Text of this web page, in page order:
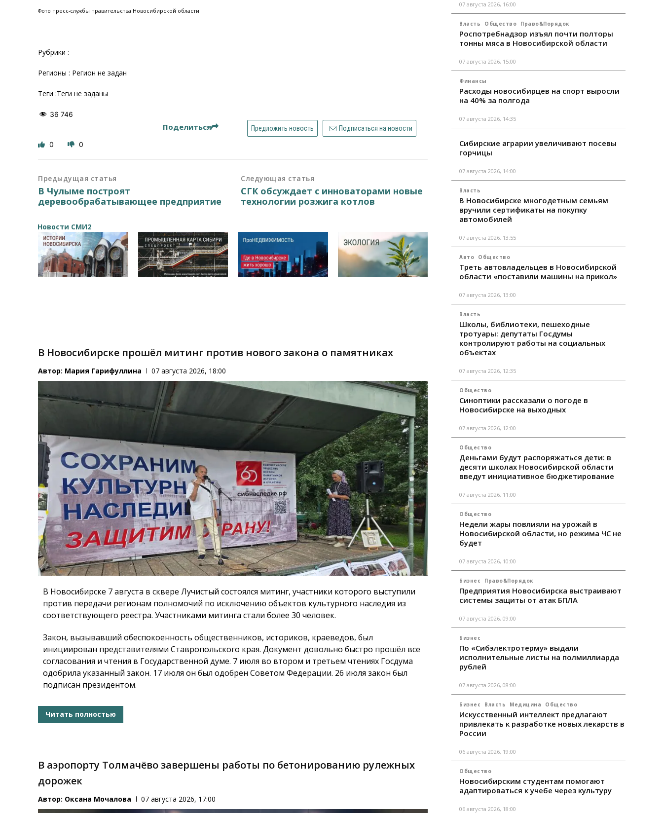
Фото пресс-службы правительства Новосибирской области
Рубрики :
Регионы : Регион не задан
Теги :Теги не заданы
36 746
Поделиться Предложить новость Подписаться на новости
0 0
Предыдущая статья
В Чулыме построят
деревообрабатывающее предприятие
Следующая статья
СГК обсуждает с инноваторами новые
технологии розжига котлов
Новости СМИ2
В Новосибирске прошёл митинг против нового закона о памятниках
Автор: Мария Гарифуллина 07 августа 2026, 18:00
В Новосибирске 7 августа в сквере Лучистый состоялся митинг, участники которого выступили
против передачи регионам полномочий по исключению объектов культурного наследия из
соответствующего реестра. Участниками митинга стали более 30 человек.
Закон, вызывавший обеспокоенность общественников, историков, краеведов, был
инициирован представителями Ставропольского края. Документ довольно быстро прошёл все
согласования и чтения в Государственной думе. 7 июля во втором и третьем чтениях Госдума
одобрила указанный закон. 17 июля он был одобрен Советом Федерации. 26 июля закон был
подписан президентом.
Читать полностью
В аэропорту Толмачёво завершены работы по бетонированию рулежных
дорожек
Автор: Оксана Мочалова 07 августа 2026, 17:00
07 августа 2026, 16:00
Власть Общество Право&Порядок
Роспотребнадзор изъял почти полторы
тонны мяса в Новосибирской области
07 августа 2026, 15:00
Финансы
Расходы новосибирцев на спорт выросли
на 40% за полгода
07 августа 2026, 14:35
Сибирские аграрии увеличивают посевы
горчицы
07 августа 2026, 14:00
Власть
В Новосибирске многодетным семьям
вручили сертификаты на покупку
автомобилей
07 августа 2026, 13:55
Авто Общество
Треть автовладельцев в Новосибирской
области «поставили машины на прикол»
07 августа 2026, 13:00
Власть
Школы, библиотеки, пешеходные
тротуары: депутаты Госдумы
контролируют работы на социальных
объектах
07 августа 2026, 12:35
Общество
Синоптики рассказали о погоде в
Новосибирске на выходных
07 августа 2026, 12:00
Общество
Деньгами будут распоряжаться дети: в
десяти школах Новосибирской области
введут инициативное бюджетирование
07 августа 2026, 11:00
Общество
Недели жары повлияли на урожай в
Новосибирской области, но режима ЧС не
будет
07 августа 2026, 10:00
Бизнес Право&Порядок
Предприятия Новосибирска выстраивают
системы защиты от атак БПЛА
07 августа 2026, 09:00
Бизнес
По «Сибэлектротерму» выдали
исполнительные листы на полмиллиарда
рублей
07 августа 2026, 08:00
Бизнес Власть Медицина Общество
Искусственный интеллект предлагают
привлекать к разработке новых лекарств в
России
06 августа 2026, 19:00
Общество
Новосибирским студентам помогают
адаптироваться к учебе через культуру
06 августа 2026, 18:00